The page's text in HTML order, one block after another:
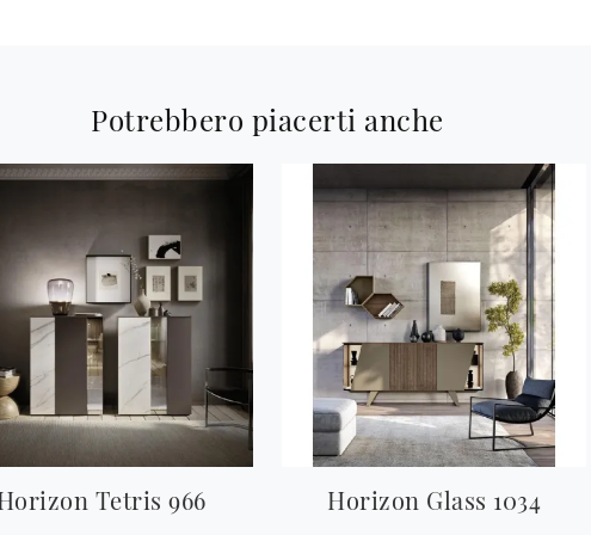
Potrebbero piacerti anche
Tetris 966 Horizon Glass 1034